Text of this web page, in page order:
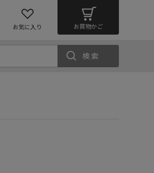
お気に入り お買物かご
検索